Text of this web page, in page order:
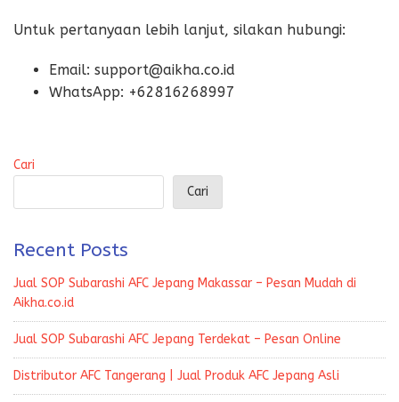
Untuk pertanyaan lebih lanjut, silakan hubungi:
Email: support@aikha.co.id
WhatsApp: +62816268997
Cari
Cari
Recent Posts
Jual SOP Subarashi AFC Jepang Makassar – Pesan Mudah di
Aikha.co.id
Jual SOP Subarashi AFC Jepang Terdekat – Pesan Online
Distributor AFC Tangerang | Jual Produk AFC Jepang Asli